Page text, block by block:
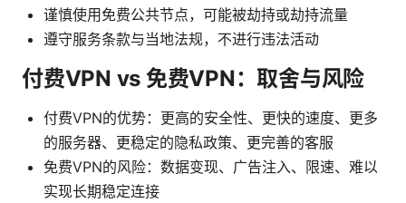
谨慎使用免费公共节点，可能被劫持或劫持流量
遵守服务条款与当地法规，不进行违法活动
付费VPN vs 免费VPN：取舍与风险
付费VPN的优势：更高的安全性、更快的速度、更多
的服务器、更稳定的隐私政策、更完善的客服
免费VPN的风险：数据变现、广告注入、限速、难以
实现长期稳定连接